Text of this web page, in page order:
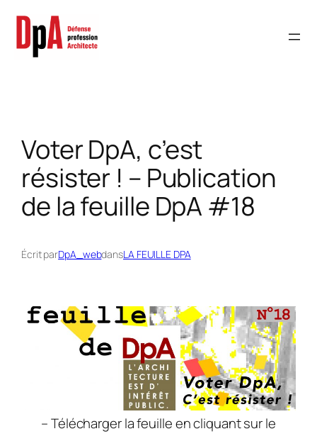
contenu
Voter DpA, c’est
résister ! – Publication
de la feuille DpA #18
Écrit parDpA_webdansLA FEUILLE DPA
– Télécharger la feuille en cliquant sur le